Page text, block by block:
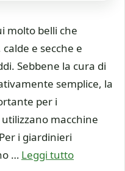
molto belli che
e secche e
Sebbene la cura di
semplice, la
per i
macchine
i giardinieri
… Leggi tutto